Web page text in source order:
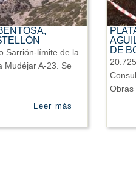
Sarrión-límite de la
Mudéjar A-23. Se
Leer más
DE
Obras